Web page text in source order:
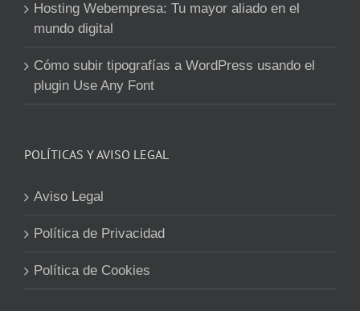
Hosting Webempresa: Tu mayor aliado en el
mundo digital
Cómo subir tipografías a WordPress usando el
plugin Use Any Font
POLÍTICAS Y AVISO LEGAL
Aviso Legal
Política de Privacidad
Política de Cookies